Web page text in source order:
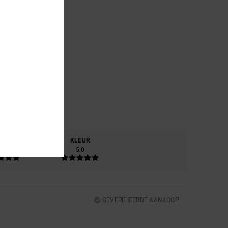
KLEUR
5.0
GEVERIFIEERDE AANKOOP